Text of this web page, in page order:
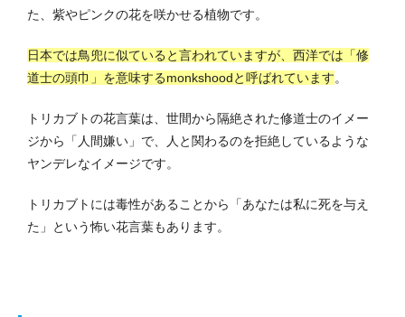
た、紫やピンクの花を咲かせる植物です。
日本では鳥兜に似ていると言われていますが、西洋では「修
道士の頭巾」を意味するmonkshoodと呼ばれています。
トリカブトの花言葉は、世間から隔絶された修道士のイメー
ジから「人間嫌い」で、人と関わるのを拒絶しているような
ヤンデレなイメージです。
トリカブトには毒性があることから「あなたは私に死を与え
た」という怖い花言葉もあります。